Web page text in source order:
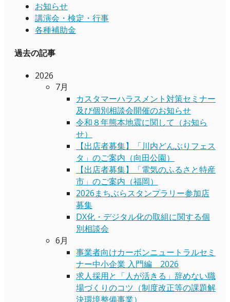
お知らせ
講演会・検定・行事
各種補助金
過去の記事
2026
7月
カスタマーハラスメント対策セミナー
及び個別相談会開催のお知らせ
令和８年熊本地震に関して（お知ら
せ）
【出店者募集】「川内どんぶりフェス
タ」のご案内（向田公園）
【出店者募集】「電気のふるさと特産
市」のご案内（福岡）
2026まちぶらスタンプラリー参加店
募集
DX化・デジタル化の取組に関する個
別相談会
6月
事業者向けカーボンニュートラルセミ
ナー中小企業 入門編 2026
求人採用と「人が活きる」辞めない職
場づくりのコツ（制度改正等の課題解
決環境整備事業）